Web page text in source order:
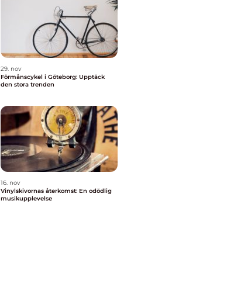
29. nov
Förmånscykel i Göteborg: Upptäck
den stora trenden
16. nov
Vinylskivornas återkomst: En odödlig
musikupplevelse